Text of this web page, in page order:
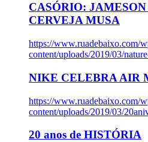
CASÓRIO:
CERVEJA MUSA
https://www.ruadebaixo.com/
content/uploads/2019/03/
NIKE CELEBRA AIR
https://www.ruadebaixo.com/
content/uploads/2019/03/
20 anos de HISTÓRIA